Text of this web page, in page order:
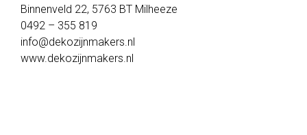
Facebook
LinkedIn
Binnenveld 22, 5763 BT Milheeze
0492 – 355 819
info@dekozijnmakers.nl
www.dekozijnmakers.nl